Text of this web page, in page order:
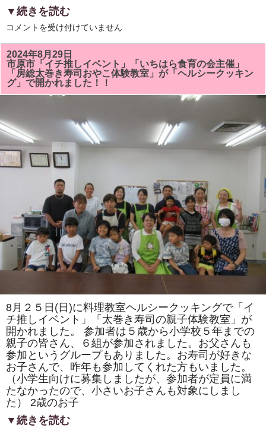
▼続きを読む
１
月
の
房
総
太
巻
き
教
室
は
「モ
ミ
ジ」
ま
コ
列
車」
「カ
ム
巻
ま
す。
体
験
教
室
も
あ
り
ま
す。
は
コメントを受け付けていません
2024年8月29日
市原市「イチ推しイベント」「いちはら食育の会主催」
「房総太巻き寿司おやこ体験教室」が「ヘルシークッキン
グ」で開かれました！！
8月２５日(日)に料理教室ヘルシークッキングで「イ
チ推しイベント」「太巻き寿司の親子体験教室」が
開かれました。 参加者は５歳から小学校５年までの
親子の皆さん、６組が参加されました。お父さんも
参加というグループもありました。お寿司が好きな
お子さんで、昨年も参加してくれた方もいました。
（小学生向けに募集しましたが、参加者が定員に満
たなかったので、小さいお子さんも対象にしまし
た） 2歳のお子
▼続きを読む